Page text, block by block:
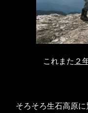
これまた ２
そろそろ生石高原